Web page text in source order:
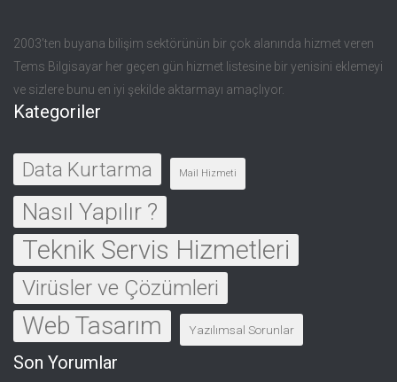
2003’ten buyana bilişim sektörünün bir çok alanında hizmet veren
Tems Bilgisayar her geçen gün hizmet listesine bir yenisini eklemeyi
ve sizlere bunu en iyi şekilde aktarmayı amaçlıyor.
Kategoriler
Data Kurtarma Mail Hizmeti
Nasıl Yapılır ?
Teknik Servis Hizmetleri
Virüsler ve Çözümleri
Web Tasarım Yazılımsal Sorunlar
Son Yorumlar